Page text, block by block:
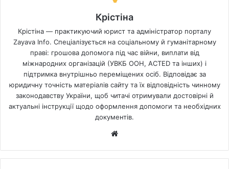
Крістіна
Крістіна — практикуючий юрист та адміністратор порталу
Zayava Info. Спеціалізується на соціальному й гуманітарному
праві: грошова допомога під час війни, виплати від
міжнародних організацій (УВКБ ООН, ACTED та інших) і
підтримка внутрішньо переміщених осіб. Відповідає за
юридичну точність матеріалів сайту та їх відповідність чинному
законодавству України, щоб читачі отримували достовірні й
актуальні інструкції щодо оформлення допомоги та необхідних
документів.